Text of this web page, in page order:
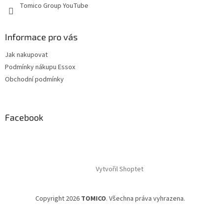
Tomico Group YouTube
Informace pro vás
Jak nakupovat
Podmínky nákupu Essox
Obchodní podmínky
Facebook
Vytvořil Shoptet
Copyright 2026 TOMICO. Všechna práva vyhrazena.